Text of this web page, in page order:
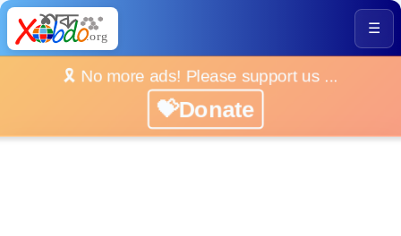
☰
🎗️ No more ads! Please support us ...
💝Donate